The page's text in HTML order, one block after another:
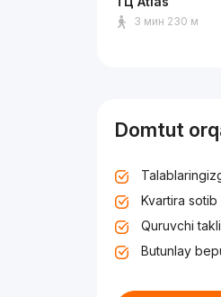
3 мин 230 м
Domtut
Kvartira
Quruvchi
Butunlay